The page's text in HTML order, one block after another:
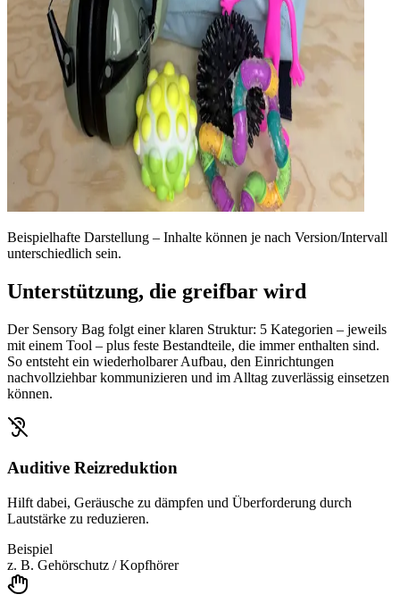
Beispielhafte Darstellung – Inhalte können je nach Version/Intervall
unterschiedlich sein.
Unterstützung, die greifbar wird
Der Sensory Bag folgt einer klaren Struktur: 5 Kategorien – jeweils
mit einem Tool – plus feste Bestandteile, die immer enthalten sind.
So entsteht ein wiederholbarer Aufbau, den Einrichtungen
nachvollziehbar kommunizieren und im Alltag zuverlässig einsetzen
können.
Auditive Reizreduktion
Hilft dabei, Geräusche zu dämpfen und Überforderung durch
Lautstärke zu reduzieren.
Beispiel
z. B. Gehörschutz / Kopfhörer